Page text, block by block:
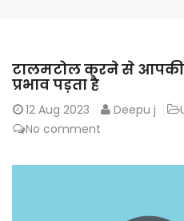
टालमटोल करने से आपकी
प्रभाव पड़ता है
12 Aug 2023 Deepu j
No comment